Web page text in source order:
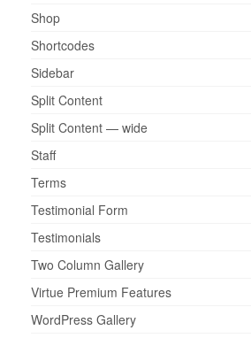
Shop
Shortcodes
Sidebar
Split Content
Split Content — wide
Staff
Terms
Testimonial Form
Testimonials
Two Column Gallery
Virtue Premium Features
WordPress Gallery